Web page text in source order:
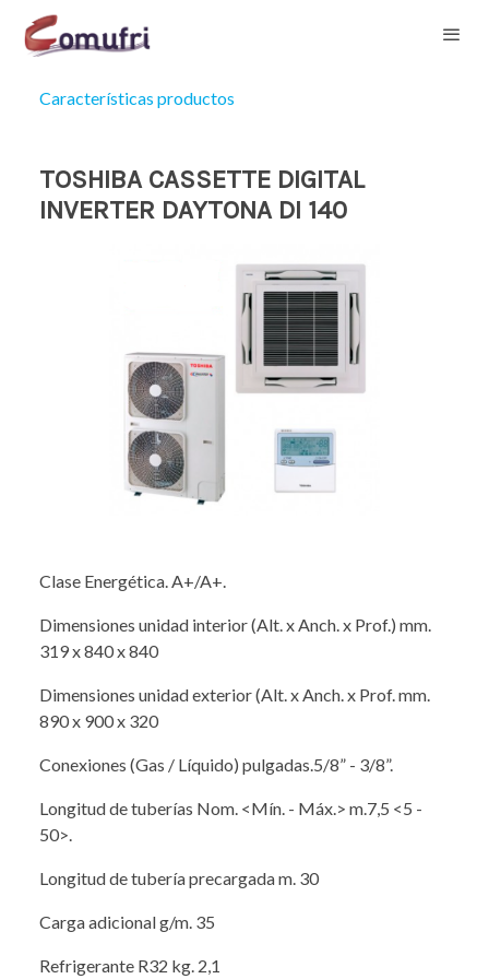
Características productos
TOSHIBA CASSETTE DIGITAL
INVERTER DAYTONA DI 140
Clase Energética. A+/A+.
Dimensiones unidad interior (Alt. x Anch. x Prof.) mm.
319 x 840 x 840
Dimensiones unidad exterior (Alt. x Anch. x Prof. mm.
890 x 900 x 320
Conexiones (Gas / Líquido) pulgadas.5/8” - 3/8”.
Longitud de tuberías Nom. <Mín. - Máx.> m.7,5 <5 -
50>.
Longitud de tubería precargada m. 30
Carga adicional g/m. 35
Refrigerante R32 kg. 2,1